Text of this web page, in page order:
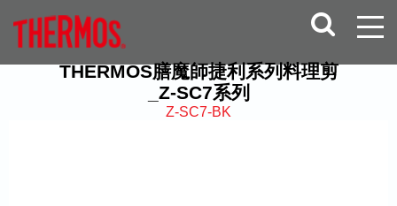
THERMOS膳魔師捷利系列料理剪
_Z-SC7系列
Z-SC7-BK